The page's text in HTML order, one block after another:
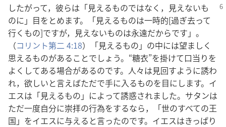
したがって，彼らは「見えるものではなく，見えないも
のに」目をとめます。「見えるものは一時的[過ぎ去って
行くもの]ですが，見えないものは永遠だからです」。
（コリント第二 4:18）「見えるもの」の中には望ましく
思えるものがあることでしょう。“糖衣”を掛けて口当りを
よくしてある場合があるのです。人々は見回すように誘わ
れ，欲しいと言えばただで手に入るものを目にします。イ
エスは「見えるもの」によって誘惑されました。サタンは
ただ一度自分に崇拝の行為をするなら，「世のすべての王
国」をイエスに与えると言ったのです。イエスはきっぱり